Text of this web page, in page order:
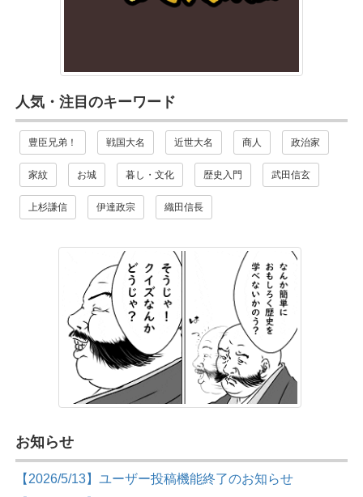
人気・注目のキーワード
豊臣兄弟！ 戦国大名 近世大名 商人 政治家
家紋 お城 暮し・文化 歴史入門 武田信玄
上杉謙信 伊達政宗 織田信長
お知らせ
【2026/5/13】ユーザー投稿機能終了のお知らせ